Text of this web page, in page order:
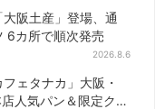
大阪土産」登場、通
6カ所で順次発売
2026.8.6
ェタナカ」大阪・
人気パン＆限定クッ